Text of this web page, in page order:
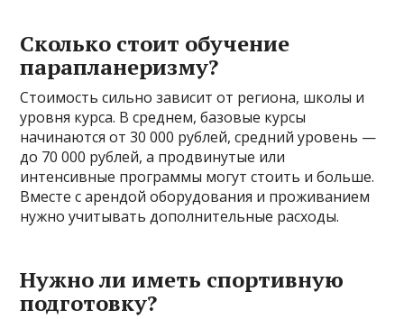
Сколько стоит обучение
парапланеризму?
Стоимость сильно зависит от региона, школы и
уровня курса. В среднем, базовые курсы
начинаются от 30 000 рублей, средний уровень —
до 70 000 рублей, а продвинутые или
интенсивные программы могут стоить и больше.
Вместе с арендой оборудования и проживанием
нужно учитывать дополнительные расходы.
Нужно ли иметь спортивную
подготовку?